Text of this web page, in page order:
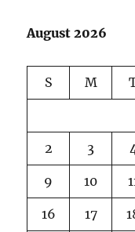
August 2026
S M
2 3 4
9 10
16 17